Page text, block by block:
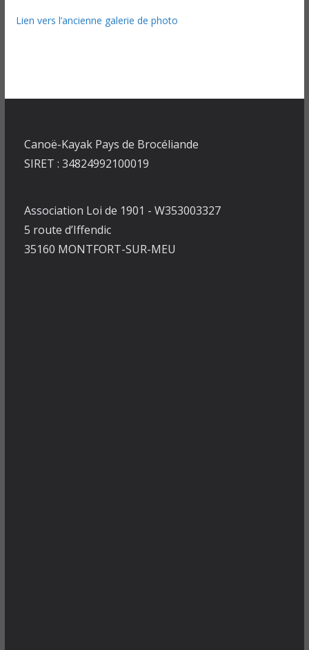
Lien vers l’ancienne galerie de photo
Canoë-Kayak Pays de Brocéliande
SIRET : 34824992100019
Association Loi de 1901 - W353003327
5 route d’Iffendic
35160 MONTFORT-SUR-MEU